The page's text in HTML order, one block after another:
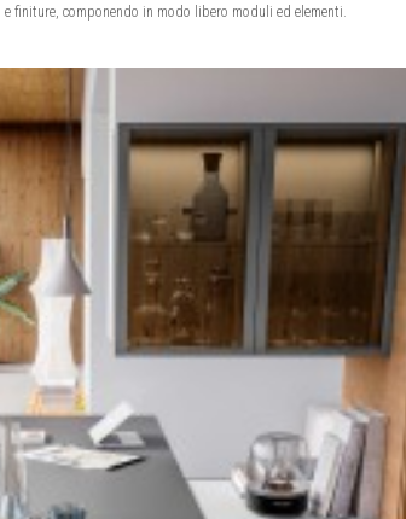
finiture, componendo in modo libero moduli ed elementi.